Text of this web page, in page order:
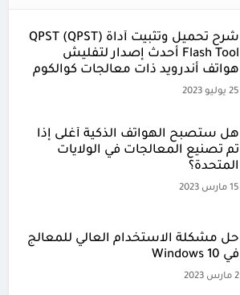
شرح تحميل وتثبيت أداة (QPST (QPST
Flash Tool أحدث إصدار لتفليش
هواتف أندرويد ذات معالجات كوالكوم
25 يوليو 2023
هل ستصبح الهواتف الذكية أغلى إذا
تم تصنيع المعالجات في الولايات
المتحدة؟
15 مارس 2023
حل مشكلة الاستخدام العالي للمعالج
في Windows 10
2 مارس 2023